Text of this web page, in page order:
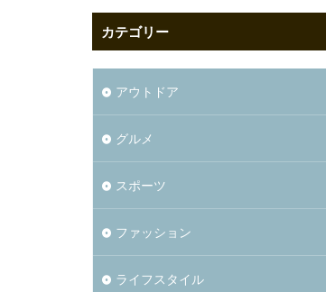
カテゴリー
アウトドア
グルメ
スポーツ
ファッション
ライフスタイル